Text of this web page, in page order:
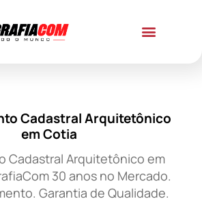
Cadastral Arquitetônico
em Cotia
Cadastral Arquitetônico em
30 anos no Mercado.
Garantia de Qualidade.